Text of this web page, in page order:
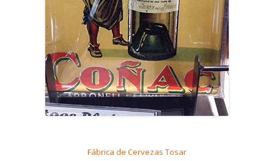
Fábrica de Cervezas Tosar